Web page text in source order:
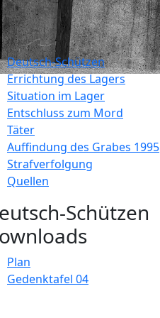
Deutsch-Schützen
Errichtung des Lagers
Situation im Lager
Entschluss zum Mord
Täter
Auffindung des Grabes 1995
Strafverfolgung
Quellen
Schützen
Plan
Gedenktafel 04